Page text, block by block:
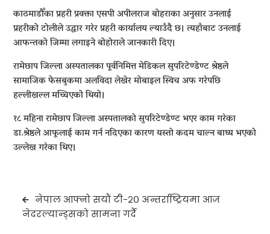
काठमाडौँका प्रहरी प्रवक्ता एसपी अपीलराज बोहराका अनुसार उनलाई
प्रहरीको टोलीले उद्धार गरेर प्रहरी कार्यालय ल्याउँदै छ। त्यहाँबाट उनलाई
आफन्तको जिम्मा लगाइने बोहोराले जानकारी दिए।
रामेछाप जिल्ला अस्पतालका पूर्वनिमित्त मेडिकल सुपरिटेण्डेण्ट श्रेष्ठले
सामाजिक फेसबुकमा अलविदा लेखेर मोबाइल स्विच अफ गरेपछि
हल्लीखल्ल मच्चिएको थियो।
१८ महिना रामेछाप जिल्ला अस्पतालको सुपरिटेण्डेण्ट भएर काम गरेका
डा.श्रेष्ठले आफूलाई काम गर्न नदिएका कारण यस्तो कदम चाल्न बाध्य भएको
उल्लेख गरेका थिए।
Post
navigation
नेपाल आफ्नो सयौं टी-२० अन्तर्राष्ट्रियमा आज
नेदरल्यान्ड्सको सामना गर्दै